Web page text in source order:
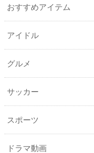
おすすめアイテム
アイドル
グルメ
サッカー
スポーツ
ドラマ動画